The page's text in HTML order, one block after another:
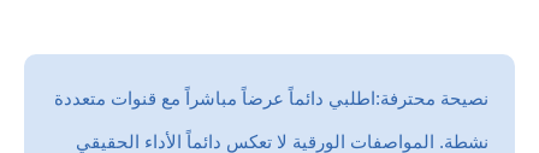
نصيحة محترفة:اطلبي دائماً عرضاً مباشراً مع قنوات متعددة
نشطة. المواصفات الورقية لا تعكس دائماً الأداء الحقيقي